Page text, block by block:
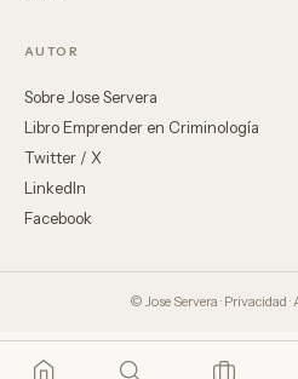
AUTOR
Sobre Jose Servera
Libro Emprender en Criminología
Twitter / X
LinkedIn
Facebook
© Jose Servera · Privacidad ·